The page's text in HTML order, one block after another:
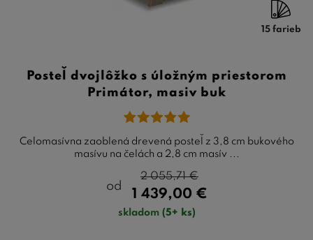
15 farieb
Posteľ dvojlôžko s úložným priestorom
Primátor, masiv buk
Celomasívna zaoblená drevená posteľ z 3,8 cm bukového
masívu na čelách a 2,8 cm masív ...
od
1 439,00 €
2 055,71€
skladom (5+ ks)